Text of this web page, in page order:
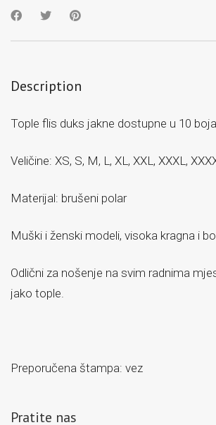
Description
Tople flis duks jakne dostupne u 10
Veličine: XS, S, M, L, XL, XXL, XXXL,
Materijal: brušeni polar
Muški i ženski modeli, visoka kragna i
Odlični za nošenje na svim radnima
jako tople.
Preporučena štampa: vez
Pratite nas